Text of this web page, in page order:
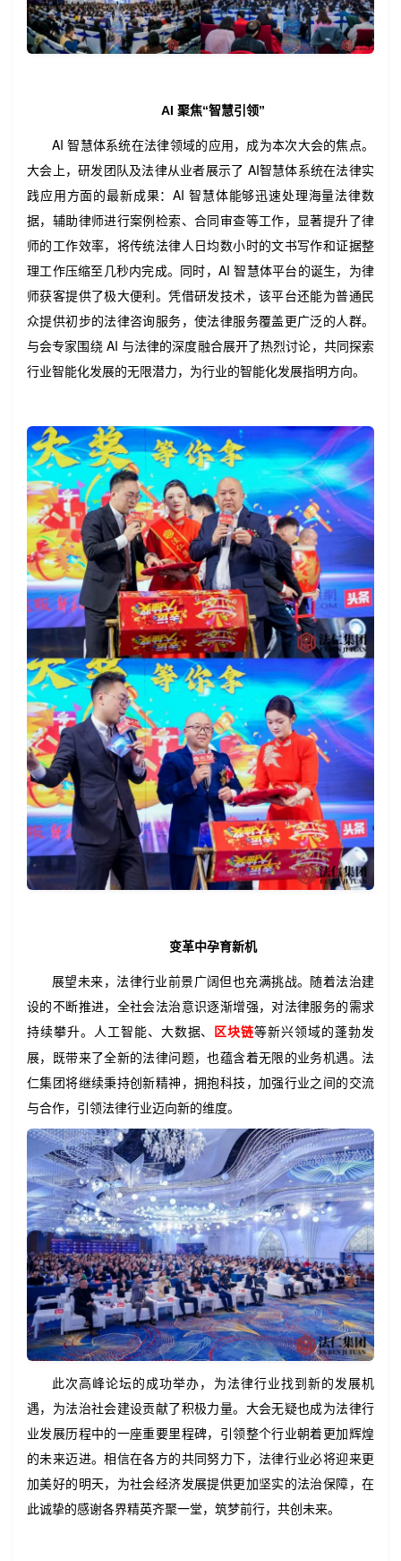
AI 聚焦“智慧引领”
AI 智慧体系统在法律领域的应用，成为本次大会的焦点。
大会上，研发团队及法律从业者展示了 AI智慧体系统在法律实
践应用方面的最新成果：AI 智慧体能够迅速处理海量法律数
据，辅助律师进行案例检索、合同审查等工作，显著提升了律
师的工作效率，将传统法律人日均数小时的文书写作和证据整
理工作压缩至几秒内完成。同时，AI 智慧体平台的诞生，为律
师获客提供了极大便利。凭借研发技术，该平台还能为普通民
众提供初步的法律咨询服务，使法律服务覆盖更广泛的人群。
与会专家围绕 AI 与法律的深度融合展开了热烈讨论，共同探索
行业智能化发展的无限潜力，为行业的智能化发展指明方向。
变革中孕育新机
展望未来，法律行业前景广阔但也充满挑战。随着法治建
设的不断推进，全社会法治意识逐渐增强，对法律服务的需求
持续攀升。人工智能、大数据、
区块链等新兴领域的蓬勃发
展，既带来了全新的法律问题，也蕴含着无限的业务机遇。法
仁集团将继续秉持创新精神，拥抱科技，加强行业之间的交流
与合作，引领法律行业迈向新的维度。
此次高峰论坛的成功举办，为法律行业找到新的发展机
遇，为法治社会建设贡献了积极力量。大会无疑也成为法律行
业发展历程中的一座重要里程碑，引领整个行业朝着更加辉煌
的未来迈进。相信在各方的共同努力下，法律行业必将迎来更
加美好的明天，为社会经济发展提供更加坚实的法治保障，在
此诚挚的感谢各界精英齐聚一堂，筑梦前行，共创未来。